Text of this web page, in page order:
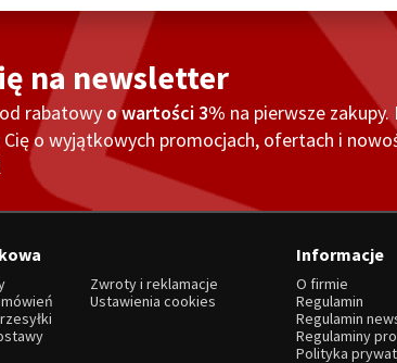
na newsletter
rabatowy o wartości 3% na pierwsze
o wyjątkowych promocjach, ofertach i
Zwroty i reklamacje
Ustawienia cookies
Informacje
O firmie
Regulamin
Regulamin
Regulaminy
Polityka